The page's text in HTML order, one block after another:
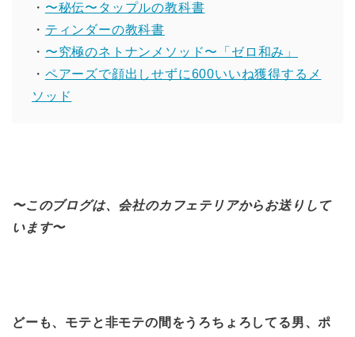
・ 〜秘伝〜タップルの教科書
・ ティンダーの教科書
・ 〜究極のネトナンメソッド〜「ゼロ和み」
・ ペアーズで顔出しせずに600いいね獲得するメ
ソッド
〜このブログは、会社のカフェテリアからお送りして
います〜
どーも、モテと非モテの間をうろちょろしてる男、ポ